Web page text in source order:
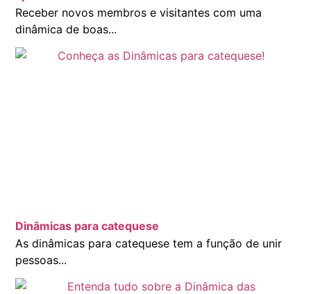
Receber novos membros e visitantes com uma
dinâmica de boas...
Dinâmicas para catequese
As dinâmicas para catequese tem a função de unir
pessoas...